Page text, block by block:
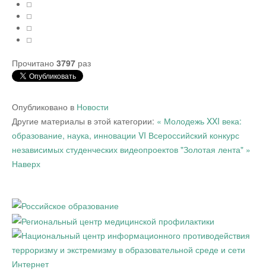
Прочитано 3797 раз
Опубликовано в Новости
Другие материалы в этой категории: « Молодежь XXI века:
образование, наука, инновации VI Всероссийский конкурс
независимых студенческих видеопроектов "Золотая лента" »
Наверх